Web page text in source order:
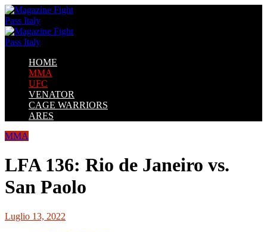
HOME
MMA
UFC
VENATOR
CAGE WARRIORS
ARES
MMA
LFA 136: Rio de Janeiro vs.
San Paolo
Luglio 13, 2022